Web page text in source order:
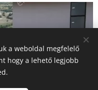
a weboldal megfelelő
hogy a lehető legjobb